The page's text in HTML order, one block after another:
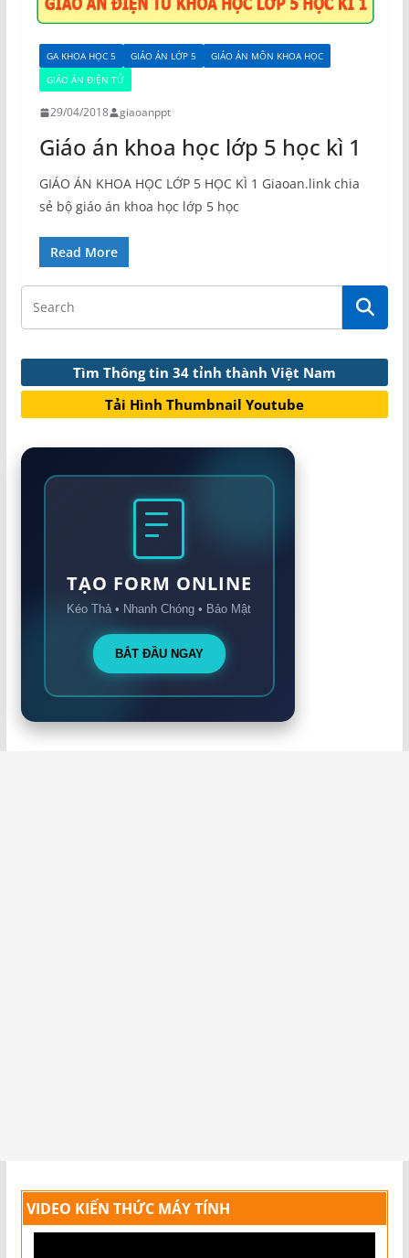
GA KHOA HỌC 5 GIÁO ÁN LỚP 5
GIÁO ÁN MÔN KHOA HỌC
GIÁO ÁN ĐIỆN TỬ
29/04/2018 giaoanppt
Giáo án khoa học lớp 5 học kì 1
GIÁO ÁN KHOA HỌC LỚP 5 HỌC KÌ 1 Giaoan.link chia
sẻ bộ giáo án khoa học lớp 5 học
Read More
Tìm Thông tin 34 tỉnh thành Việt Nam
Tải Hình Thumbnail Youtube
TẠO FORM ONLINE
Kéo Thả • Nhanh Chóng • Bảo Mật
BẮT ĐẦU NGAY
VIDEO KIẾN THỨC MÁY TÍNH